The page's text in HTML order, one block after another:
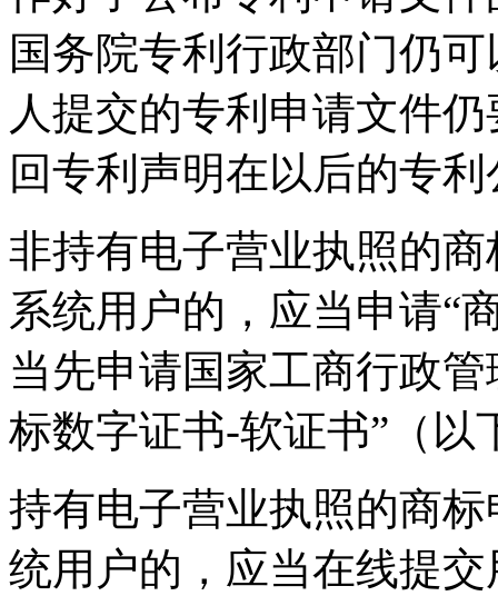
国务院专利行政部门仍
人提交的专利申请文件
回专利声明在以后的专
非持有电子营业执照的
系统用户的，应当申请“
当先申请国家工商行政
标数字证书-软证书”（以
持有电子营业执照的商
统用户的，应当在线提